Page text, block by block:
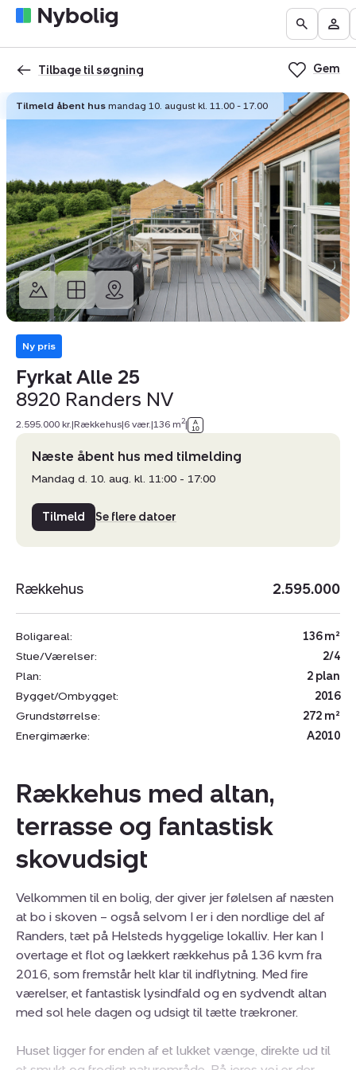
Boliger
til
salg
Find
mægler
Få
vurderet
din
bolig
Go
to
the
Search
page
Mit
Tilbage til søgning Gem
Tilmeld åbent hus mandag 10. august kl. 11.00 - 17.00
Ny pris
Fyrkat Alle 25
8920 Randers NV
2.595.000 kr.|Rækkehus|6 vær.|136 m2|
Næste åbent hus med tilmelding
Mandag d. 10. aug. kl. 11:00 - 17:00
Tilmeld Se flere datoer
Rækkehus 2.595.000
Boligareal:
136 m²
Stue/Værelser:
2/4
Plan:
2 plan
Bygget/Ombygget:
2016
Grundstørrelse:
272 m²
Energimærke:
A2010
Rækkehus med altan,
terrasse og fantastisk
skovudsigt
Velkommen til en bolig, der giver jer følelsen af næsten
at bo i skoven – også selvom I er i den nordlige del af
Randers, tæt på Helsteds hyggelige lokalliv. Her kan I
overtage et flot og lækkert rækkehus på 136 kvm fra
2016, som fremstår helt klar til indflytning. Med fire
værelser, et fantastisk lysindfald og en sydvendt altan
med sol hele dagen og udsigt til tætte trækroner.
Huset ligger for enden af et lukket vænge, direkte ud til